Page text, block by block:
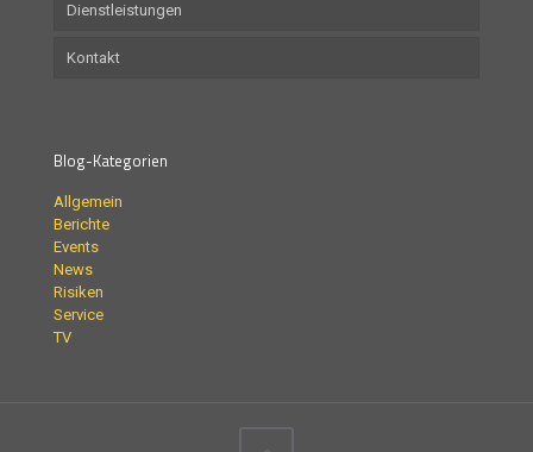
Dienstleistungen
Kontakt
Blog-Kategorien
Allgemein
Berichte
Events
News
Risiken
Service
TV